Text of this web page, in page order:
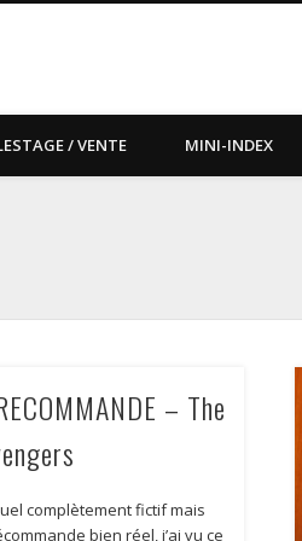
/ VENTE MINI-INDEX
– The
complètement fictif mais
bien réel, j’ai vu ce